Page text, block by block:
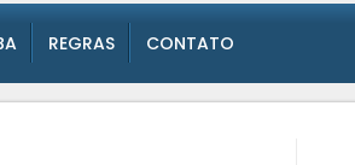
REGRAS CONTATO